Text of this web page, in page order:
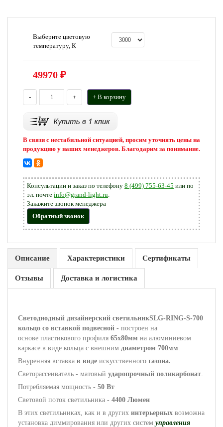
Выберите цветовую
температуру, К
49970 ₽
- + + В корзину
В связи с нестабильной ситуацией, просим уточнять цены на
продукцию у наших менеджеров. Благодарим за понимание.
Консультации и заказ по телефону 8 (499) 755-63-45 или по
эл. почте info@grand-light.ru.
Закажите звонок менеджера
Обратный звонок
Описание Характеристики Сертификаты
Отзывы Доставка и логистика
Светодиодный дизайнерский светильникSLG-RING-S-700
кольцо со вставкой подвесной - построен на
основе пластикового профиля 65х80мм на алюминиевом
каркасе в виде кольца с внешним диаметром 700мм.
Внуренняя вставка в виде искусственного газона.
Светорассеиватель - матовый ударопрочный поликарбонат.
Потребляемая мощность - 50 Вт
Световой поток светильника - 4400 Люмен
В этих светильниках, как и в других интерьерных возможна
установка диммирования или других систем управления